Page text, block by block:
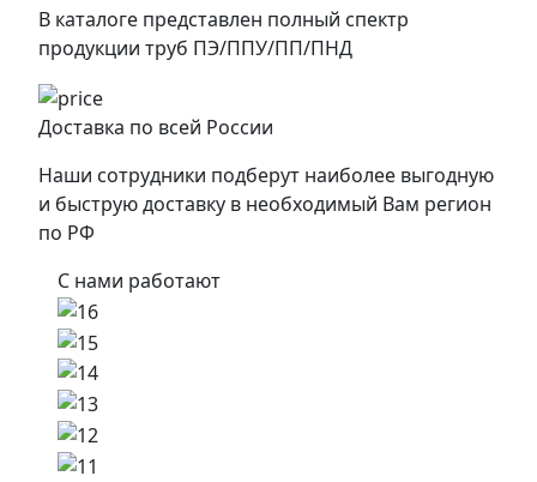
В каталоге представлен полный спектр
продукции труб ПЭ/ППУ/ПП/ПНД
Доставка по всей России
Наши сотрудники подберут наиболее выгодную
и быструю доставку в необходимый Вам регион
по РФ
С нами работают